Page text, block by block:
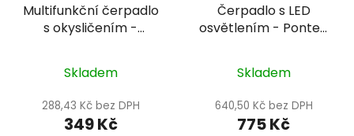
Multifunkční čerpadlo
s okysličením -
Skladem
288,43 Kč bez DPH
349 Kč
Čerpadlo s LED
osvětlením - Pontec
Skladem
640,50 Kč bez DPH
775 Kč